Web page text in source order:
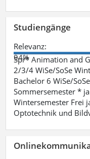
Studiengänge
Relevanz:
94%
Spr* Animation and
2/3/4 WiSe/SoSe
Bachelor 6 WiSe/
Sommersemester *
Wintersemester Frei
Optotechnik und